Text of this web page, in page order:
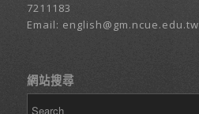
7211183
Email: english@gm.ncue.edu.tw
網站搜尋